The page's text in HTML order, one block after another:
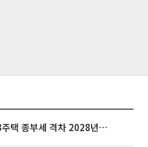
종부세 개편에도…1·3주택 종부세 격차 2028년부터 확대